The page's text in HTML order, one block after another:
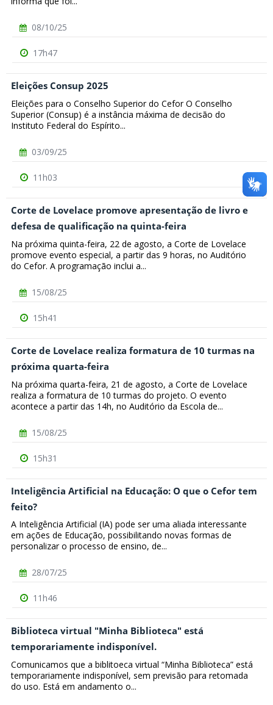
08/10/25
17h47
Eleições Consup 2025
Eleições para o Conselho Superior do Cefor O Conselho
Superior (Consup) é a instância máxima de decisão do
Instituto Federal do Espírito...
03/09/25
11h03
Corte de Lovelace promove apresentação de livro e
defesa de qualificação na quinta-feira
Na próxima quinta-feira, 22 de agosto, a Corte de Lovelace
promove evento especial, a partir das 9 horas, no Auditório
do Cefor. A programação inclui a...
15/08/25
15h41
Corte de Lovelace realiza formatura de 10 turmas na
próxima quarta-feira
Na próxima quarta-feira, 21 de agosto, a Corte de Lovelace
realiza a formatura de 10 turmas do projeto. O evento
acontece a partir das 14h, no Auditório da Escola de...
15/08/25
15h31
Inteligência Artificial na Educação: O que o Cefor tem
feito?
A Inteligência Artificial (IA) pode ser uma aliada interessante
em ações de Educação, possibilitando novas formas de
personalizar o processo de ensino, de...
28/07/25
11h46
Biblioteca virtual "Minha Biblioteca" está
temporariamente indisponível.
Comunicamos que a biblitoeca virtual “Minha Biblioteca” está
temporariamente indisponível, sem previsão para retomada
do uso. Está em andamento o...